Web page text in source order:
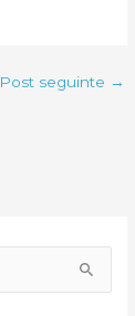
Post seguinte →